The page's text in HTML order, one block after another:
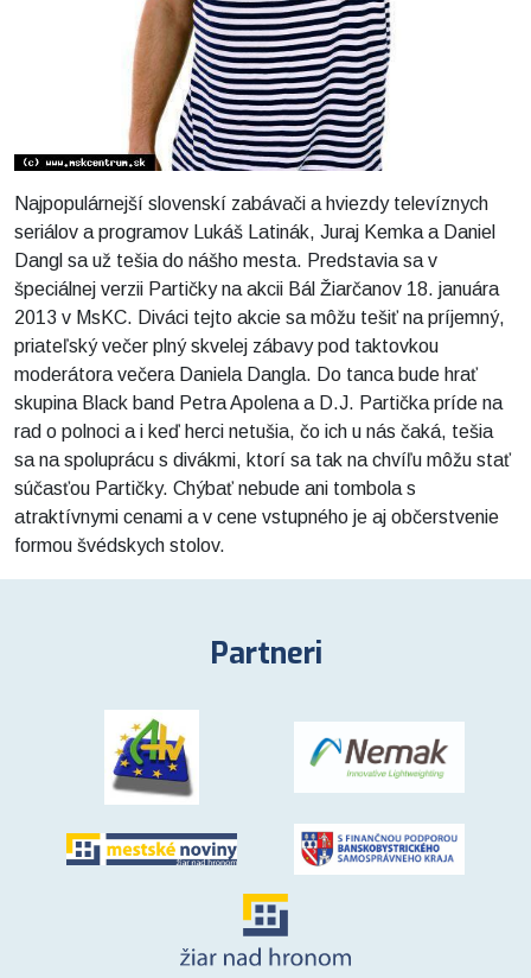
Najpopulárnejší slovenskí zabávači a hviezdy televíznych
seriálov a programov Lukáš Latinák, Juraj Kemka a Daniel
Dangl sa už tešia do nášho mesta. Predstavia sa v
špeciálnej verzii Partičky na akcii Bál Žiarčanov 18. januára
2013 v MsKC. Diváci tejto akcie sa môžu tešiť na príjemný,
priateľský večer plný skvelej zábavy pod taktovkou
moderátora večera Daniela Dangla. Do tanca bude hrať
skupina Black band Petra Apolena a D.J. Partička príde na
rad o polnoci a i keď herci netušia, čo ich u nás čaká, tešia
sa na spoluprácu s divákmi, ktorí sa tak na chvíľu môžu stať
súčasťou Partičky. Chýbať nebude ani tombola s
atraktívnymi cenami a v cene vstupného je aj občerstvenie
formou švédskych stolov.
Partneri